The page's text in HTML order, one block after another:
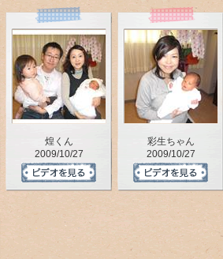
煌くん
2009/10/27
彩生ちゃん
2009/10/27